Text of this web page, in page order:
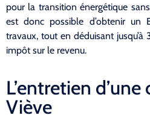
pour la transition énergétique
est donc possible d’obtenir un
travaux, tout en déduisant
impôt sur le revenu.
L’entretien
Viève